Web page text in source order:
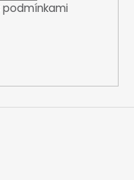
podmínkami